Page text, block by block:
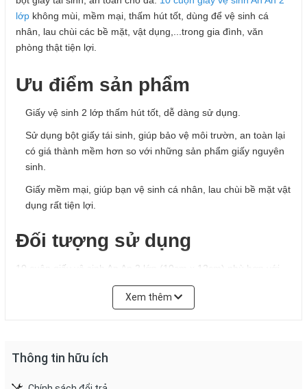
lớp không mùi, mềm mại, thấm hút tốt, dùng để vệ sinh cá
nhân, lau chùi các bề mặt, vật dụng,...trong gia đình, văn
phòng thật tiện lợi.
Ưu điểm sản phẩm
Giấy vệ sinh 2 lớp thấm hút tốt, dễ dàng sử dụng.
Sử dụng bột giấy tái sinh, giúp bảo vệ môi trườn, an toàn lại
có giá thành mềm hơn so với những sản phẩm giấy nguyên
sinh.
Giấy mềm mại, giúp bạn vệ sinh cá nhân, lau chùi bề mặt vật
dụng rất tiện lợi.
Đối tượng sử dụng
10 cuộn giấy vệ sinh An An 2 lớp (10cm x 12cm) phù hợp với
Hướng dẫn sử dụng
Ngắt từng đoạn giấy để sử dụng theo đường răng cưa có
Xem thêm
Thông tin hữu ích